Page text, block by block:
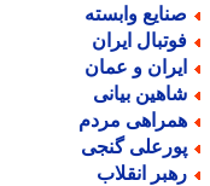
وابسته
ایران
و عمان
بیانی
مردم
گنجی
انقلاب